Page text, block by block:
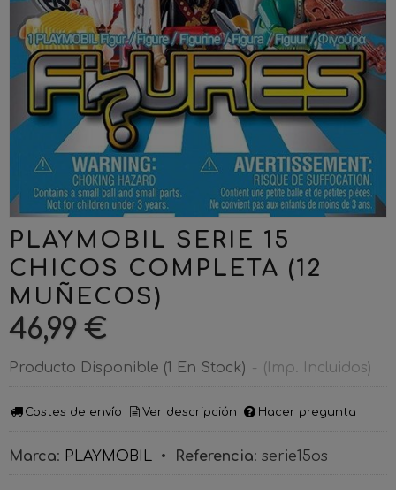
PLAYMOBIL SERIE 15
CHICOS COMPLETA (12
MUÑECOS)
46,99 €
Producto Disponible (1 En Stock) - (Imp. Incluidos)
Costes de envío Ver descripción Hacer pregunta
Marca: PLAYMOBIL • Referencia: serie15os